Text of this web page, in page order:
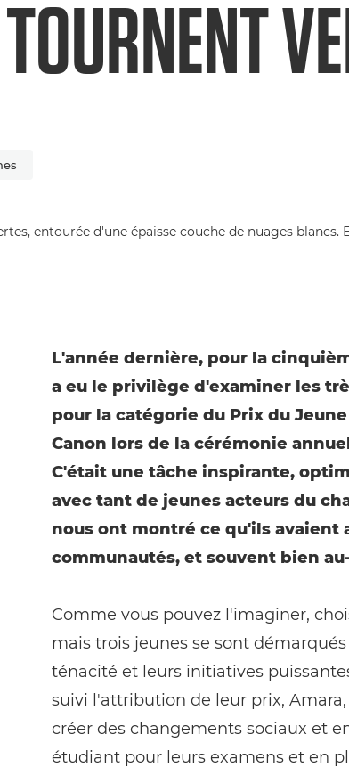
L'année dernière, pour la
a eu le privilège d'examiner les
pour la catégorie du Prix du
Canon lors de la cérémonie
C'était une tâche inspirante,
avec tant de jeunes acteurs du
nous ont montré ce qu'ils avaient
communautés, et souvent bien
Comme vous pouvez l'imaginer,
mais trois jeunes se sont
ténacité et leurs initiatives
suivi l'attribution de leur prix,
créer des changements sociaux et
étudiant pour leurs examens et en